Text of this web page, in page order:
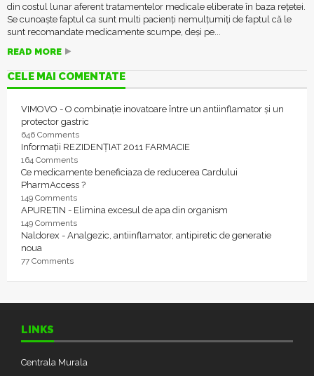
din costul lunar aferent tratamentelor medicale eliberate în baza rețetei.
Se cunoaște faptul ca sunt multi pacienți nemulţumiţi de faptul că le
sunt recomandate medicamente scumpe, deşi pe...
READ MORE
CELE MAI COMENTATE
VIMOVO - O combinație inovatoare între un antiinflamator și un
protector gastric
646 Comments
Informații REZIDENȚIAT 2011 FARMACIE
164 Comments
Ce medicamente beneficiaza de reducerea Cardului
PharmAccess ?
149 Comments
APURETIN - Elimina excesul de apa din organism
149 Comments
Naldorex - Analgezic, antiinflamator, antipiretic de generatie
noua
77 Comments
LINKS
Centrala Murala